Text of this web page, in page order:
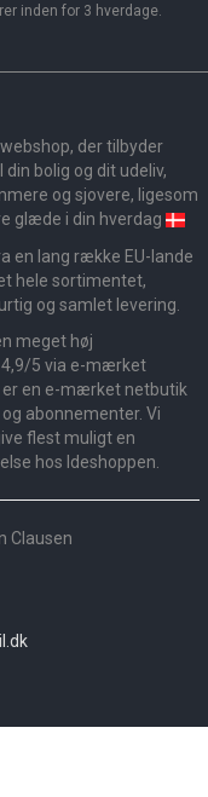
inden for 3 hverdage.
der tilbyder
bolig og dit udeliv,
og sjovere, ligesom
glæde i din hverdag
en lang række EU-lande
hele sortimentet,
og samlet levering.
meget høj
5 via e-mærket
er en e-mærket netbutik
abonnementer. Vi
flest muligt en
hos Ideshoppen.
Clausen